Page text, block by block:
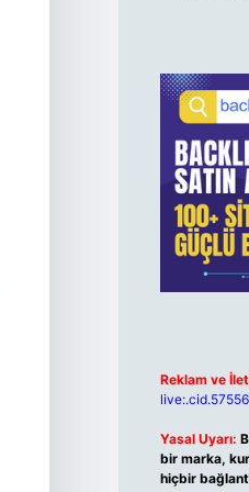
Reklam ve
Yasal Uyarı:
bir marka,
hiçbir